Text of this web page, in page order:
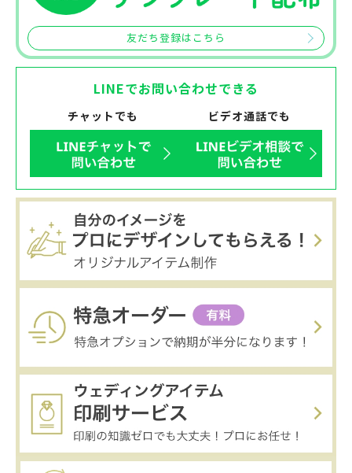
友だち登録はこちら
LINEでお問い合わせできる
チャットでも ビデオ通話でも